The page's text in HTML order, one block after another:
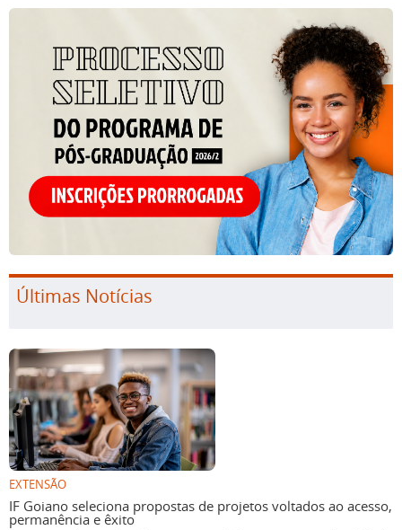
Últimas Notícias
EXTENSÃO
IF Goiano seleciona propostas de projetos voltados ao acesso,
permanência e êxito